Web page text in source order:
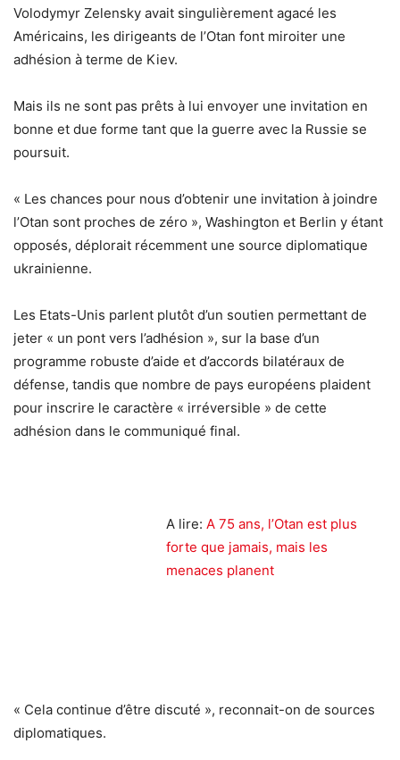
Volodymyr Zelensky avait singulièrement agacé les
Américains, les dirigeants de l’Otan font miroiter une
adhésion à terme de Kiev.
Mais ils ne sont pas prêts à lui envoyer une invitation en
bonne et due forme tant que la guerre avec la Russie se
poursuit.
« Les chances pour nous d’obtenir une invitation à joindre
l’Otan sont proches de zéro », Washington et Berlin y étant
opposés, déplorait récemment une source diplomatique
ukrainienne.
Les Etats-Unis parlent plutôt d’un soutien permettant de
jeter « un pont vers l’adhésion », sur la base d’un
programme robuste d’aide et d’accords bilatéraux de
défense, tandis que nombre de pays européens plaident
pour inscrire le caractère « irréversible » de cette
adhésion dans le communiqué final.
A lire: A 75 ans, l’Otan est plus
forte que jamais, mais les
menaces planent
« Cela continue d’être discuté », reconnait-on de sources
diplomatiques.